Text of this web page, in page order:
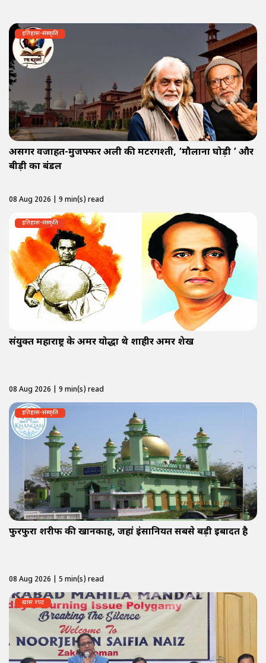
इतिहास-संस्कृति
असगर वजाहत-मुजफ्फर अली की मटरगश्ती, ‘मौलाना घोड़ी ’ और
बीड़ी का बंडल
08 Aug 2026 | 9 min(s) read
इतिहास-संस्कृति
संयुक्त महाराष्ट्र के अमर योद्धा थे शाहीर अमर शेख
08 Aug 2026 | 9 min(s) read
इतिहास-संस्कृति
फुरफुरा शरीफ की खानकाह, जहां इंसानियत सबसे बड़ी इबादत है
08 Aug 2026 | 5 min(s) read
ख़ास रपट